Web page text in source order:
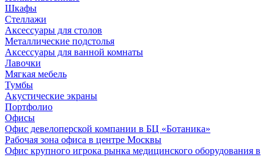
Шкафы
Стеллажи
Аксессуары для столов
Металлические подстолья
Аксессуары для ванной комнаты
Лавочки
Мягкая мебель
Тумбы
Акустические экраны
Портфолио
Офисы
Офис девелоперской компании в БЦ «Ботаника»
Рабочая зона офиса в центре Москвы
Офис крупного игрока рынка медицинского оборудования в